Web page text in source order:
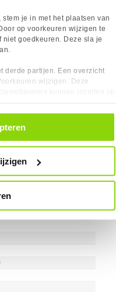
stem je in met het plaatsen van
op voorkeuren wijzigen te
goedkeuren. Deze sla je
derde partijen. Een overzicht
wijzigen. Deze
altijd intrekken, dit doe je
op ‘Cookievoorkeuren’
209,-
(zaterdag)